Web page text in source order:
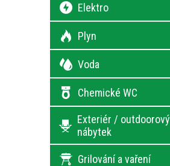
Elektro
Plyn
Voda
Chemické WC
Exteriér / outdoorový
nábytek
Grilování a vaření